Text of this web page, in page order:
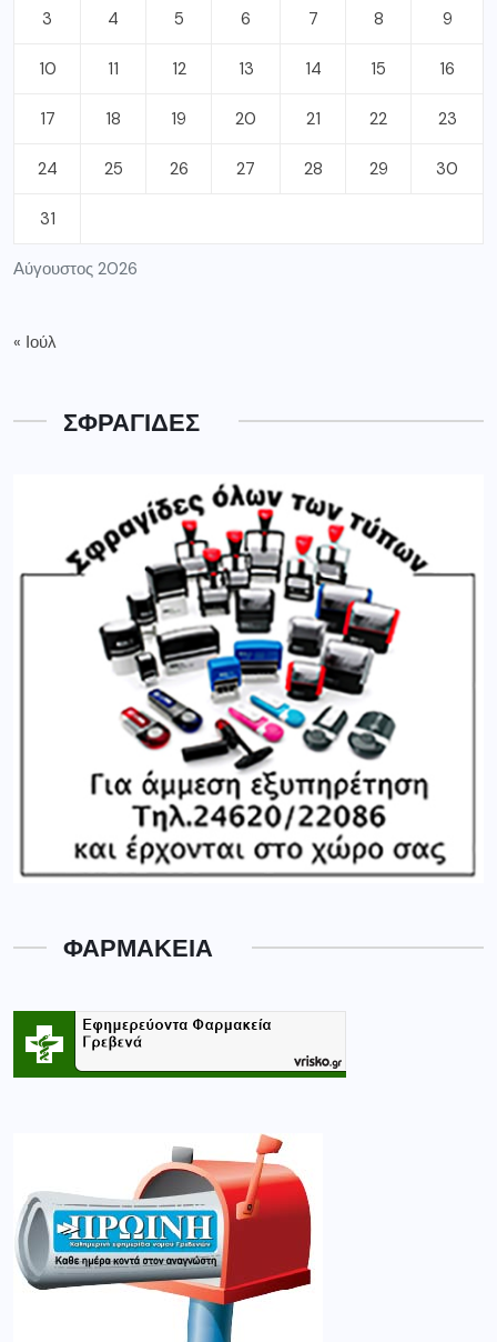
Αύγουστος 2026
3 4 5 6 7 8 9
10 11 12 13 14 15 16
17 18 19 20 21 22 23
24 25 26 27 28 29 30
31
« Ιούλ
ΣΦΡΑΓΙΔΕΣ
ΦΑΡΜΑΚΕΙΑ